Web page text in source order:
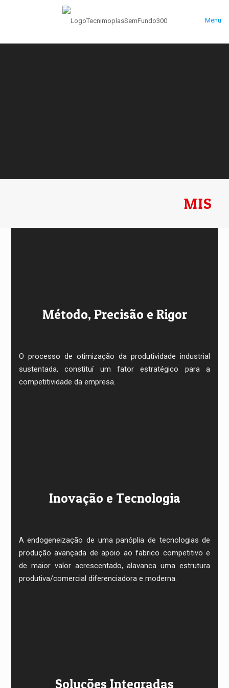
Menu
MIS
Método, Precisão e Rigor
O processo de otimização da produtividade industrial
sustentada, constituí um fator estratégico para a
competitividade da empresa.
Inovação e Tecnologia
A endogeneização de uma panóplia de tecnologias de
produção avançada de apoio ao fabrico competitivo e
de maior valor acrescentado, alavanca uma estrutura
produtiva/comercial diferenciadora e moderna.
Soluções Integradas